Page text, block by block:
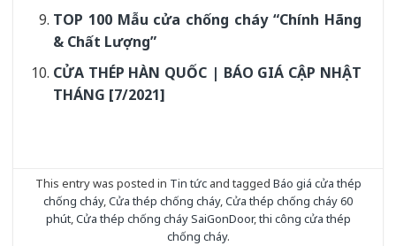
TOP 100 Mẫu cửa chống cháy “Chính Hãng
& Chất Lượng”
CỬA THÉP HÀN QUỐC | BÁO GIÁ CẬP NHẬT
THÁNG [7/2021]
This entry was posted in Tin tứcand tagged Báo giá cửa thép
chống cháy,Cửa thép chống cháy,Cửa thép chống cháy 60
phút,Cửa thép chống cháy SaiGonDoor,thi công cửa thép
chống cháy.